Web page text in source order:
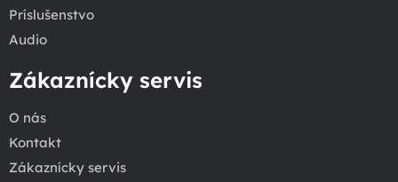
Príslušenstvo
Audio
Zákaznícky servis
O nás
Kontakt
Zákaznícky servis